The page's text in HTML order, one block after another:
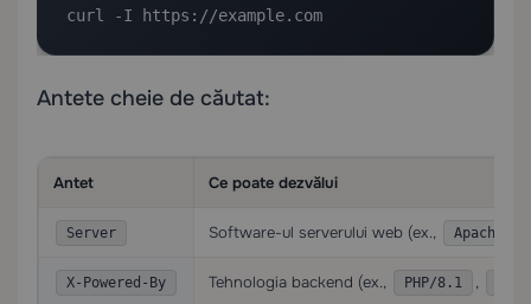
curl -I https://example.com
Antete cheie de căutat:
Antet Ce poate dezvălui
Server Software-ul serverului web (ex., Apache
X-Powered-By Tehnologia backend (ex., PHP/8.1 ,